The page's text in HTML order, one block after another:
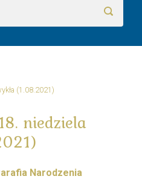
(1.08.2021)
niedziela
Narodzenia